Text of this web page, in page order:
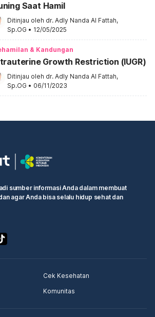
Saat Hamil
Ditinjau oleh dr. Adly Nanda Al Fattah,
Sp.OG • 12/05/2025
& Kandungan
Growth Restriction (IUGR)
Ditinjau oleh dr. Adly Nanda Al Fattah,
Sp.OG • 06/11/2023
sumber informasi Anda dalam membuat
agar Anda bisa selalu hidup sehat dan
Cek Kesehatan
Komunitas